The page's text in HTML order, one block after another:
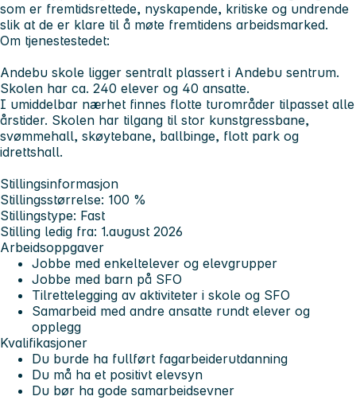
som er fremtidsrettede, nyskapende, kritiske og undrende
slik at de er klare til å møte fremtidens arbeidsmarked.
Om tjenestestedet:
Andebu skole ligger sentralt plassert i Andebu sentrum.
Skolen har ca. 240 elever og 40 ansatte.
I umiddelbar nærhet finnes flotte turområder tilpasset alle
årstider. Skolen har tilgang til stor kunstgressbane,
svømmehall, skøytebane, ballbinge, flott park og
idrettshall.
Stillingsinformasjon
Stillingsstørrelse: 100 %
Stillingstype: Fast
Stilling ledig fra: 1.august 2026
Arbeidsoppgaver
Jobbe med enkeltelever og elevgrupper
Jobbe med barn på SFO
Tilrettelegging av aktiviteter i skole og SFO
Samarbeid med andre ansatte rundt elever og
opplegg
Kvalifikasjoner
Du burde ha fullført fagarbeiderutdanning
Du må ha et positivt elevsyn
Du bør ha gode samarbeidsevner